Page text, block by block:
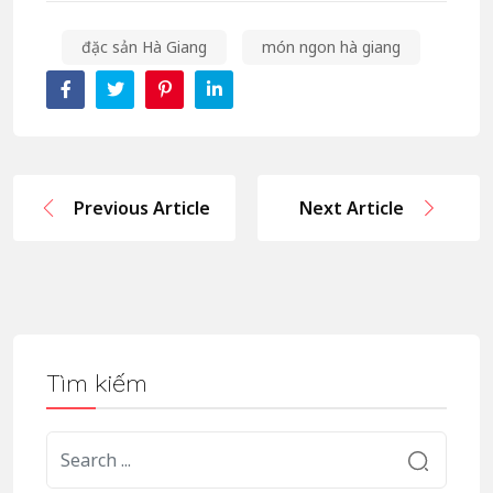
đặc sản Hà Giang món ngon hà giang
Previous Article Next Article
Tìm kiếm